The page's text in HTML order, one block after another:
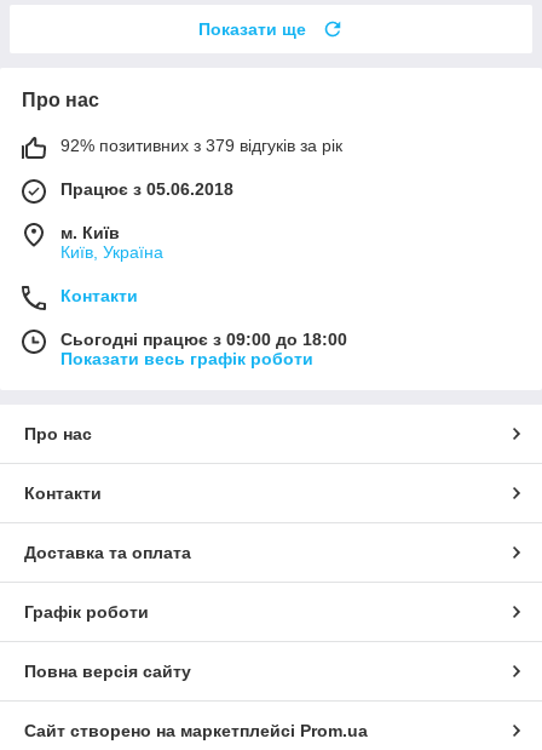
Показати ще
Про нас
92% позитивних з 379 відгуків за рік
Працює з 05.06.2018
м. Київ
Київ, Україна
Контакти
Сьогодні працює з 09:00 до 18:00
Показати весь графік роботи
Про нас
Контакти
Доставка та оплата
Графік роботи
Повна версія сайту
Сайт створено на маркетплейсі Prom.ua